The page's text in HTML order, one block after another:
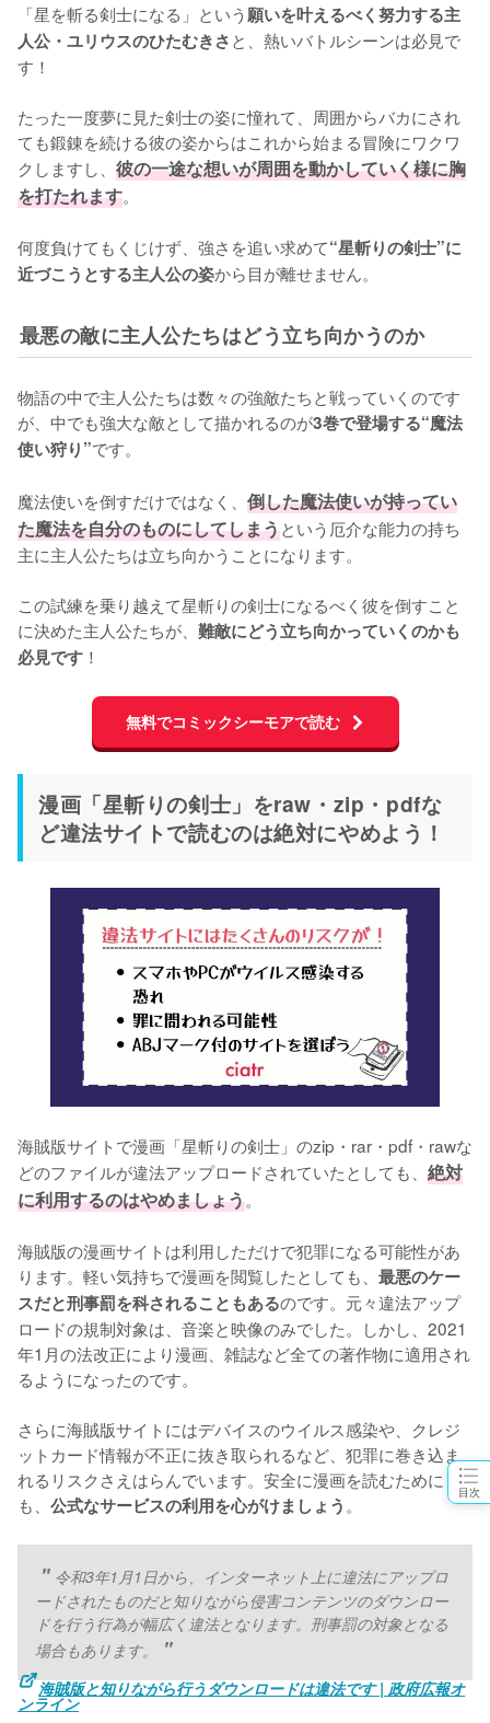
目次
「星を斬る剣士になる」という願いを叶えるべく努力する主
人公・ユリウスのひたむきさと、熱いバトルシーンは必見で
す！
たった一度夢に見た剣士の姿に憧れて、周囲からバカにされ
ても鍛錬を続ける彼の姿からはこれから始まる冒険にワクワ
クしますし、 彼の一途な想いが周囲を動かしていく様に胸
を打たれます。
何度負けてもくじけず、強さを追い求めて“星斬りの剣士”に
近づこうとする主人公の姿から目が離せません。
最悪の敵に主人公たちはどう立ち向かうのか
物語の中で主人公たちは数々の強敵たちと戦っていくのです
が、中でも強大な敵として描かれるのが3巻で登場する“魔法
使い狩り”です。
魔法使いを倒すだけではなく、 倒した魔法使いが持ってい
た魔法を自分のものにしてしまうという厄介な能力の持ち
主に主人公たちは立ち向かうことになります。
この試練を乗り越えて星斬りの剣士になるべく彼を倒すこと
に決めた主人公たちが、 難敵にどう立ち向かっていくのかも
必見です ！
無料でコミックシーモアで読む
漫画「星斬りの剣士」をraw・zip・pdfな
ど違法サイトで読むのは絶対にやめよう！
海賊版サイトで漫画「星斬りの剣士」のzip・rar・pdf・rawな
どのファイルが違法アップロードされていたとしても、 絶対
に利用するのはやめましょう。
海賊版の漫画サイトは利用しただけで犯罪になる可能性があ
ります。軽い気持ちで漫画を閲覧したとしても、 最悪のケー
スだと刑事罰を科されることもあるのです。元々違法アップ
ロードの規制対象は、音楽と映像のみでした。しかし、2021
年1月の法改正により漫画、雑誌など全ての著作物に適用され
るようになったのです。
さらに海賊版サイトにはデバイスのウイルス感染や、クレジ
ットカード情報が不正に抜き取られるなど、犯罪に巻き込ま
れるリスクさえはらんでいます。安全に漫画を読むために
も、 公式なサービスの利用を心がけましょう 。
令和3年1月1日から、インターネット上に違法にアップロ
ードされたものだと知りながら侵害コンテンツのダウンロー
ドを行う行為が幅広く違法となります。刑事罰の対象となる
場合もあります。
海賊版と知りながら行うダウンロードは違法です | 政府広報オ
ンライン